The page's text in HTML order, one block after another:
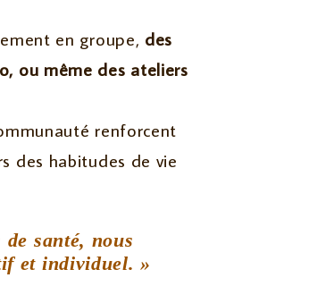
en groupe, des
ou même des ateliers
renforcent
des habitudes de vie
santé, nous
et individuel. »